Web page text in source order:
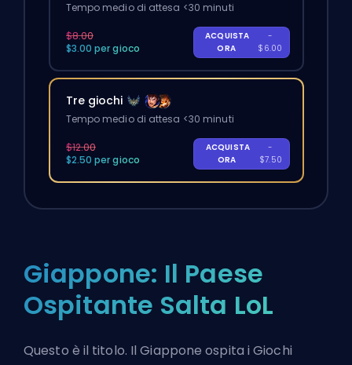
Tempo medio di attesa <30 minuti
$8.00
$3.00 per gioco
ACQUISTA
ORA
-
$6.00
Tre giochi
Tempo medio di attesa <30 minuti
$12.00
$2.50 per gioco
ACQUISTA
ORA
-
$7.50
Giappone: Il Paese
Ospitante Salta LoL
Questo è il titolo. Il Giappone ospita i Giochi